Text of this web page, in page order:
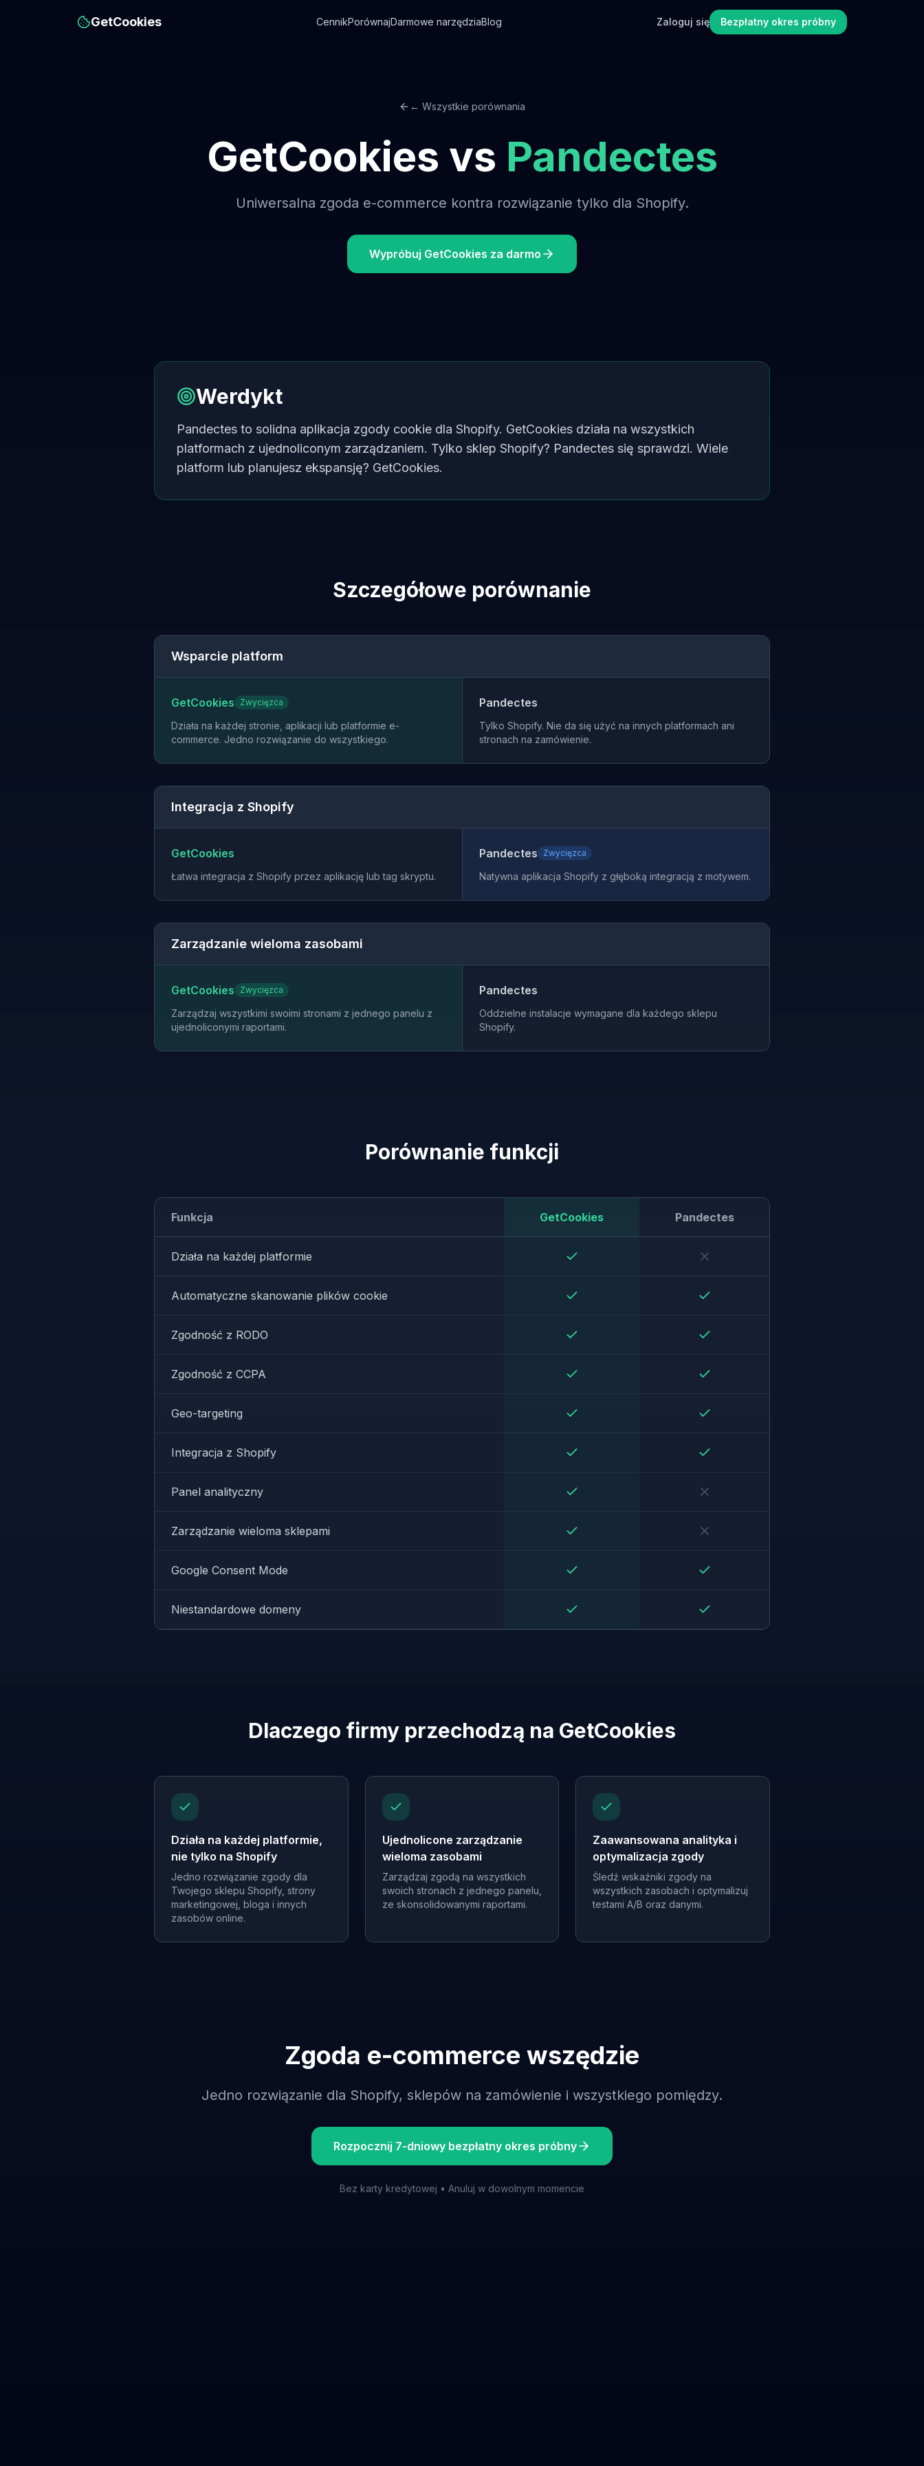
GetCookies CennikPorównajDarmowe narzędziaBlog Zaloguj się Bezpłatny okres próbny
← Wszystkie porównania
GetCookies vs Pandectes
Uniwersalna zgoda e-commerce kontra rozwiązanie tylko dla Shopify.
Wypróbuj GetCookies za darmo
Werdykt
Pandectes to solidna aplikacja zgody cookie dla Shopify. GetCookies działa na wszystkich
platformach z ujednoliconym zarządzaniem. Tylko sklep Shopify? Pandectes się sprawdzi. Wiele
platform lub planujesz ekspansję? GetCookies.
Szczegółowe porównanie
Wsparcie platform
GetCookies Zwycięzca
Działa na każdej stronie, aplikacji lub platformie e-
commerce. Jedno rozwiązanie do wszystkiego.
Pandectes
Tylko Shopify. Nie da się użyć na innych platformach ani
stronach na zamówienie.
Integracja z Shopify
GetCookies
Łatwa integracja z Shopify przez aplikację lub tag skryptu.
Pandectes Zwycięzca
Natywna aplikacja Shopify z głęboką integracją z motywem.
Zarządzanie wieloma zasobami
GetCookies Zwycięzca
Zarządzaj wszystkimi swoimi stronami z jednego panelu z
ujednoliconymi raportami.
Pandectes
Oddzielne instalacje wymagane dla każdego sklepu
Shopify.
Porównanie funkcji
Funkcja GetCookies Pandectes
Działa na każdej platformie
Automatyczne skanowanie plików cookie
Zgodność z RODO
Zgodność z CCPA
Geo-targeting
Integracja z Shopify
Panel analityczny
Zarządzanie wieloma sklepami
Google Consent Mode
Niestandardowe domeny
Dlaczego firmy przechodzą na GetCookies
Działa na każdej platformie,
nie tylko na Shopify
Jedno rozwiązanie zgody dla
Twojego sklepu Shopify, strony
marketingowej, bloga i innych
zasobów online.
Ujednolicone zarządzanie
wieloma zasobami
Zarządzaj zgodą na wszystkich
swoich stronach z jednego panelu,
ze skonsolidowanymi raportami.
Zaawansowana analityka i
optymalizacja zgody
Śledź wskaźniki zgody na
wszystkich zasobach i optymalizuj
testami A/B oraz danymi.
Zgoda e-commerce wszędzie
Jedno rozwiązanie dla Shopify, sklepów na zamówienie i wszystkiego pomiędzy.
Rozpocznij 7-dniowy bezpłatny okres próbny
Bez karty kredytowej • Anuluj w dowolnym momencie